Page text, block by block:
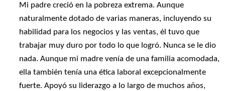
Mi padre creció en la pobreza extrema. Aunque
naturalmente dotado de varias maneras, incluyendo su
habilidad para los negocios y las ventas, él tuvo que
trabajar muy duro por todo lo que logró. Nunca se le dio
nada. Aunque mi madre venía de una familia acomodada,
ella también tenía una ética laboral excepcionalmente
fuerte. Apoyó su liderazgo a lo largo de muchos años,